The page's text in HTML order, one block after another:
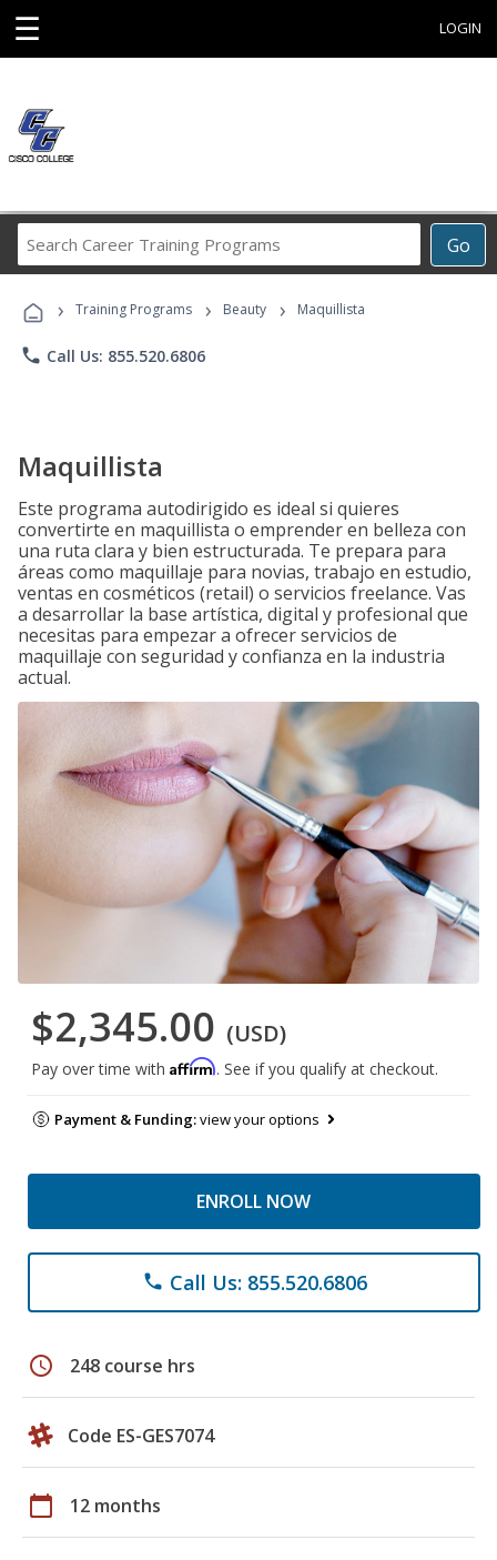
☰ LOGIN
Go
Career
Programs
› Training Programs › Beauty › Maquillista
phone Call Us: 855.520.6806
Maquillista
Este programa autodirigido es ideal si quieres
convertirte en maquillista o emprender en belleza con
una ruta clara y bien estructurada. Te prepara para
áreas como maquillaje para novias, trabajo en estudio,
ventas en cosméticos (retail) o servicios freelance. Vas
a desarrollar la base artística, digital y profesional que
necesitas para empezar a ofrecer servicios de
maquillaje con seguridad y confianza en la industria
actual.
$2,345.00 (USD)
Pay over time with Affirm. See if you qualify at checkout.
Payment & Funding:view your options
ENROLL NOW
phone Call Us: 855.520.6806
schedule 248 course hrs
Code ES-GES7074
calendar_today 12 months